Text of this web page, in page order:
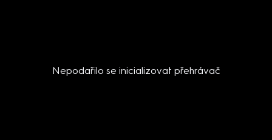
Nepodařilo se inicializovat přehrávač